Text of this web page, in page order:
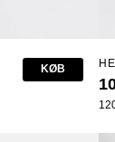
KØB